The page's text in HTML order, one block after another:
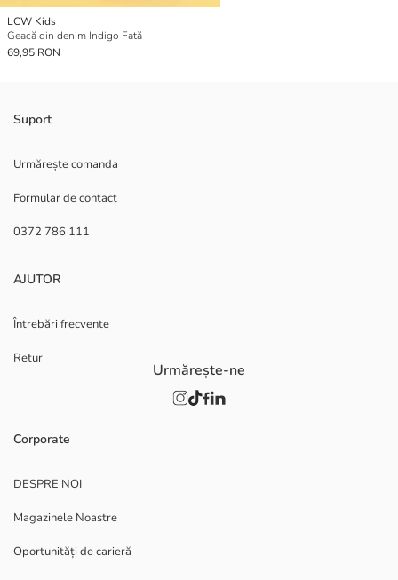
LCW Kids
Geacă din denim Indigo Fată
69,95 RON
Suport
Urmărește comanda
Formular de contact
0372 786 111
AJUTOR
Întrebări frecvente
Retur
Corporate
DESPRE NOI
Magazinele Noastre
Oportunități de carieră
Urmărește-ne